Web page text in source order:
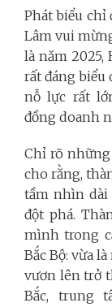
Phát biểu chỉ
Lâm vui
là năm 2025,
rất đáng biểu
nỗ lực rất
đồng doanh
Chỉ rõ
cho rằng,
tầm nhìn dài
đột phá.
mình trong
Bắc Bộ: vừa
vươn lên trở
Bắc, trung